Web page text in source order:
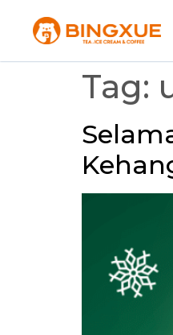
Tag: